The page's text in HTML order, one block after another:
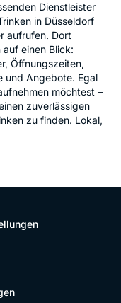
Dienstleister
in Düsseldorf
aufrufen. Dort
einen Blick:
Öffnungszeiten,
und Angebote. Egal
möchtest –
zuverlässigen
zu finden. Lokal,